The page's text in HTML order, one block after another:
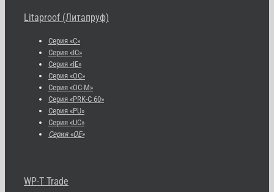
Litaproof (Литапруф)
Серия «С»
Серия «IC»
Серия «IE»
Серия «OC»
Серия «OC-M»
Серия «PRK-C 60»
Серия «PU»
Серия «UC»
Серия «OE»
WP-T Trade